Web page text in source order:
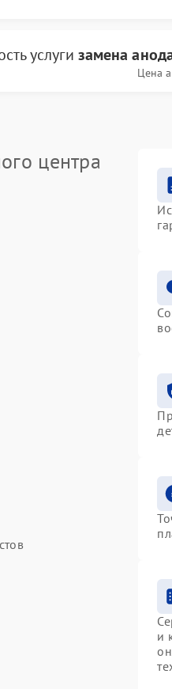
услуги замена
Цена
центра
и